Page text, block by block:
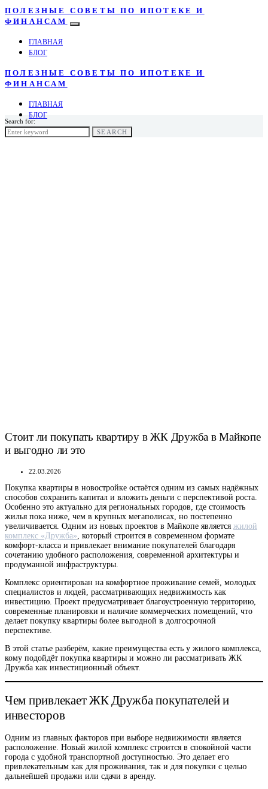
ПОЛЕЗНЫЕ СОВЕТЫ ПО ИПОТЕКЕ И
ФИНАНСАМ
ГЛАВНАЯ
БЛОГ
ПОЛЕЗНЫЕ СОВЕТЫ ПО ИПОТЕКЕ И
ФИНАНСАМ
ГЛАВНАЯ
БЛОГ
Search for:
SEARCH
Стоит ли покупать квартиру в ЖК Дружба в Майкопе
и выгодно ли это
22.03.2026
Покупка квартиры в новостройке остаётся одним из самых надёжных
способов сохранить капитал и вложить деньги с перспективой роста.
Особенно это актуально для региональных городов, где стоимость
жилья пока ниже, чем в крупных мегаполисах, но постепенно
увеличивается. Одним из новых проектов в Майкопе является жилой
комплекс «Дружба», который строится в современном формате
комфорт-класса и привлекает внимание покупателей благодаря
сочетанию удобного расположения, современной архитектуры и
продуманной инфраструктуры.
Комплекс ориентирован на комфортное проживание семей, молодых
специалистов и людей, рассматривающих недвижимость как
инвестицию. Проект предусматривает благоустроенную территорию,
современные планировки и наличие коммерческих помещений, что
делает покупку квартиры более выгодной в долгосрочной
перспективе.
В этой статье разберём, какие преимущества есть у жилого комплекса,
кому подойдёт покупка квартиры и можно ли рассматривать ЖК
Дружба как инвестиционный объект.
Чем привлекает ЖК Дружба покупателей и
инвесторов
Одним из главных факторов при выборе недвижимости является
расположение. Новый жилой комплекс строится в спокойной части
города с удобной транспортной доступностью. Это делает его
привлекательным как для проживания, так и для покупки с целью
дальнейшей продажи или сдачи в аренду.